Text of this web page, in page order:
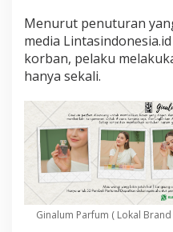
Menurut penuturan
media
korban, pelaku
hanya sekali.
Ginalum Parfum ( Lokal